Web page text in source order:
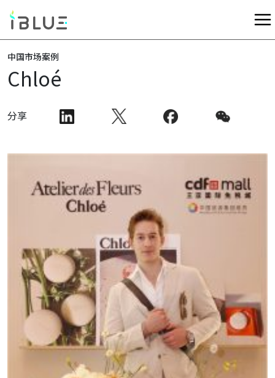
中国市场案例
Chloé
分享